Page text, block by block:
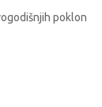
poklon